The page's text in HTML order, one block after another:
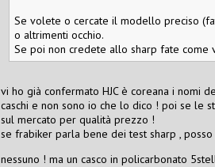
Se volete o cercate il modello preciso
o altrimenti occhio.
Se poi non credete allo sharp fate come
vi ho già confermato HJC è coreana i nomi
caschi e non sono io che lo dico ! poi se le
sul mercato per qualità prezzo !
se frabiker parla bene dei test sharp ,
nessuno ! ma un casco in policarbonato